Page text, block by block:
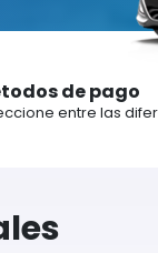
de pago
entre las